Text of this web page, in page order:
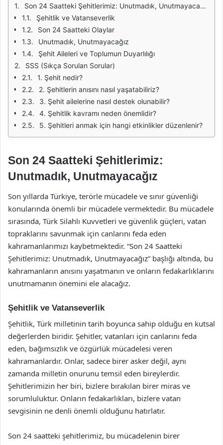
Son 24 Saatteki Şehitlerimiz: Unutmadık, Unutmayacağız
Şehitlik ve Vatanseverlik
Son 24 Saatteki Olaylar
Unutmadık, Unutmayacağız
Şehit Aileleri ve Toplumun Duyarlılığı
SSS (Sıkça Sorulan Sorular)
1. Şehit nedir?
2. Şehitlerin anısını nasıl yaşatabiliriz?
3. Şehit ailelerine nasıl destek olunabilir?
4. Şehitlik kavramı neden önemlidir?
5. Şehitleri anmak için hangi etkinlikler düzenlenir?
Son 24 Saatteki Şehitlerimiz:
Unutmadık, Unutmayacağız
Son yıllarda Türkiye, terörle mücadele ve sınır güvenliği
konularında önemli bir mücadele vermektedir. Bu mücadele
sırasında, Türk Silahlı Kuvvetleri ve güvenlik güçleri, vatan
topraklarını savunmak için canlarını feda eden
kahramanlarımızı kaybetmektedir. “Son 24 Saatteki
Şehitlerimiz: Unutmadık, Unutmayacağız” başlığı altında, bu
kahramanların anısını yaşatmanın ve onların fedakarlıklarını
unutmamanın önemini ele alacağız.
Şehitlik ve Vatanseverlik
Şehitlik, Türk milletinin tarih boyunca sahip olduğu en kutsal
değerlerden biridir. Şehitler, vatanları için canlarını feda
eden, bağımsızlık ve özgürlük mücadelesi veren
kahramanlardır. Onlar, sadece birer asker değil, aynı
zamanda milletin onurunu temsil eden bireylerdir.
Şehitlerimizin her biri, bizlere bırakılan birer miras ve
sorumluluktur. Onların fedakarlıkları, bizlere vatan
sevgisinin ne denli önemli olduğunu hatırlatır.
Son 24 saatteki şehitlerimiz, bu mücadelenin birer